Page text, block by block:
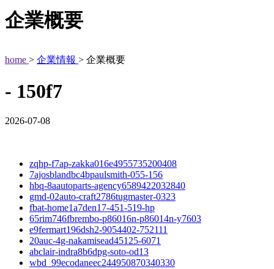
企業概要
home > 企業情報 > 企業概要
- 150f7
2026-07-08
zqhp-f7ap-zakka016e4955735200408
7ajosblandbc4bpaulsmith-055-156
hbq-8aautoparts-agency6589422032840
gmd-02auto-craft2786tugmaster-0323
fbat-home1a7den17-451-519-hp
65rim746fbrembo-p86016n-p86014n-y7603
e9fermart196dsh2-9054402-752111
20auc-4g-nakamisead45125-6071
abclair-indra8b6dpg-soto-od13
wbd_99ecodaneec244950870340330